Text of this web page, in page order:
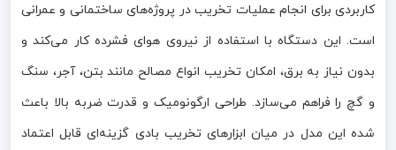
کاربردی برای انجام عملیات تخریب در پروژه‌های ساختمانی و عمرانی
است. این دستگاه با استفاده از نیروی هوای فشرده کار می‌کند و
بدون نیاز به برق، امکان تخریب انواع مصالح مانند بتن، آجر، سنگ
و گچ را فراهم می‌سازد. طراحی ارگونومیک و قدرت ضربه بالا باعث
شده این مدل در میان ابزارهای تخریب بادی گزینه‌ای قابل اعتماد